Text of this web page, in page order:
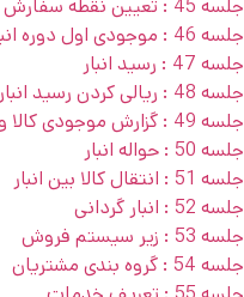
جلسه 45 : تعیین نقطه سفارش کالا در انبار
جلسه 46 : موجودی اول دوره انبار
جلسه 47 : رسید انبار
جلسه 48 : ریالی کردن رسید انبار
جلسه 49 : گزارش موجودی کالا و مرور کالا
جلسه 50 : حواله انبار
جلسه 51 : انتقال کالا بین انبار
جلسه 52 : انبار گردانی
جلسه 53 : زیر سیستم فروش
جلسه 54 : گروه بندی مشتریان